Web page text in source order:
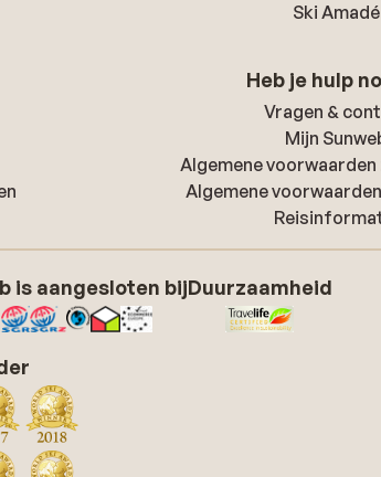
Ski Amadé
Heb je hulp
Vragen &
Mijn
Algemene
Algemene
is aangesloten bijDuurzaamheid